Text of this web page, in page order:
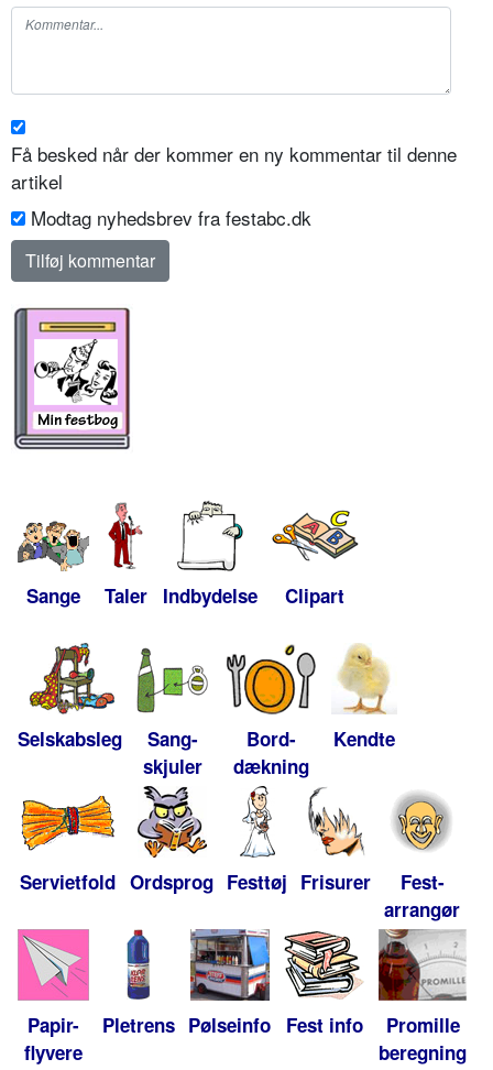
Få besked når der kommer en ny kommentar til denne
artikel
Modtag nyhedsbrev fra festabc.dk
Sange Taler Indbydelse Clipart
Selskabsleg
Sang-
skjuler
Bord-
dækning
Kendte
Servietfold Ordsprog Festtøj Frisurer
Fest-
arrangør
Papir-
flyvere
Pletrens Pølseinfo Fest info
Promille
beregning